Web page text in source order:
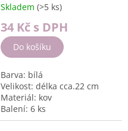
Skladem (>5 ks)
34 Kč s DPH
Do košíku
Barva: bílá
Velikost: délka cca.22 cm
Materiál: kov
Balení: 6 ks